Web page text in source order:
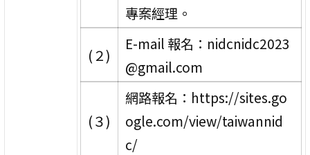
專案經理。
(２)
E-mail 報名：nidcnidc2023
@gmail.com
(３)
網路報名：https://sites.go
ogle.com/view/taiwannid
c/